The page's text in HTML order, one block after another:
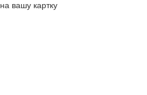
вашу картку